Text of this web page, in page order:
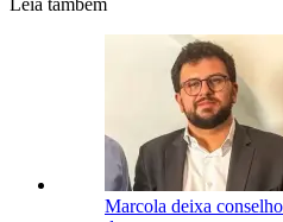
Leia também
Marcola deixa